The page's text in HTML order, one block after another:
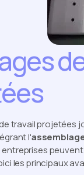
travail projetées
l'
entreprises
les principaux